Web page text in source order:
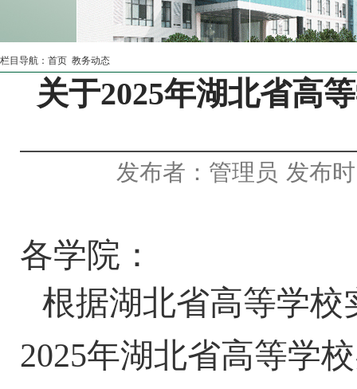
栏目导航： 首页 教务动态
关于2025年湖北省高
发布者：管理员 发布
各学院：
根据湖北省高等学
2025年湖北省高等学